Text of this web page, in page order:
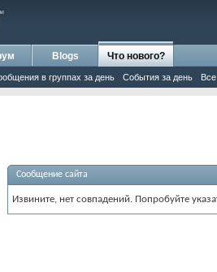
Blogs Что нового?
в группах за день События за день
Сообщение сайта
Извините, нет совпадений. Попробуйте